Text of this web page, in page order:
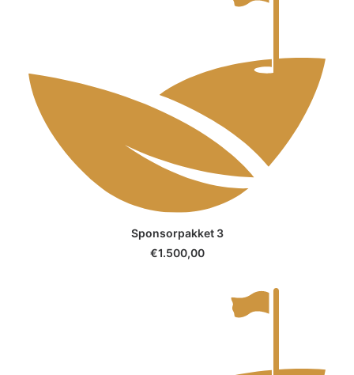
SELECT OPTIONS
Sponsorpakket 3
€1.500,00